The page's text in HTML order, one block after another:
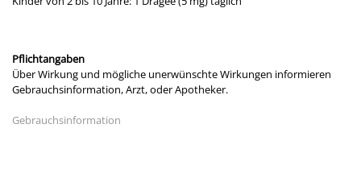
Pflichtangaben
Über Wirkung und mögliche unerwünschte Wirkungen informieren
Gebrauchsinformation, Arzt, oder Apotheker.
Gebrauchsinformation